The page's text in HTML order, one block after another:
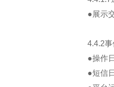
●展示
4.4.2事
●操作
●短信